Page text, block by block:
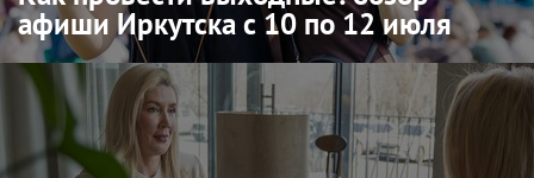
афиши Иркутска с 10 по 12 июля